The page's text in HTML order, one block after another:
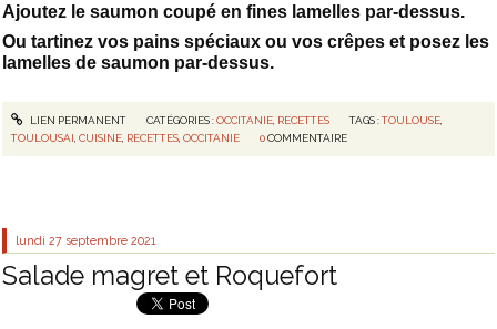
Ajoutez le saumon coupé en fines lamelles par-dessus.
Ou tartinez vos pains spéciaux ou vos crêpes et posez les
lamelles de saumon par-dessus.
LIEN PERMANENT CATÉGORIES :OCCITANIE, RECETTES TAGS :TOULOUSE
TOULOUSAI ,CUISINE RECETTES ,OCCITANIE 0 COMMENTAIRE
lundi 27 septembre 2021
Salade magret et Roquefort